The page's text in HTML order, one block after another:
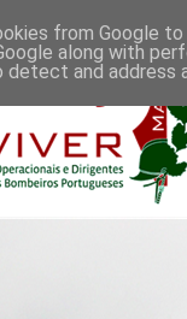
from Google
along with
and address